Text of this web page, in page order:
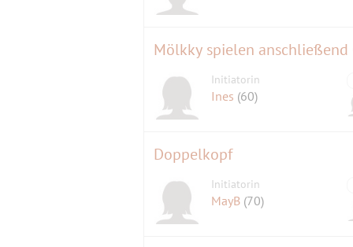
Mölkky spielen
Initiatorin
Ines (60)
Doppelkopf
Initiatorin
MayB (70)